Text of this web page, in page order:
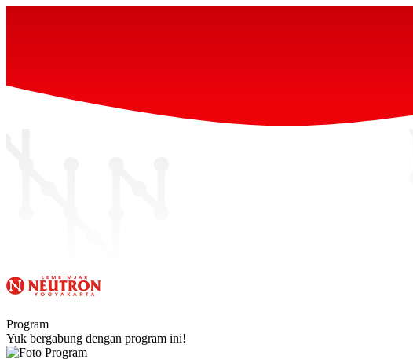
Program
Yuk bergabung dengan program ini!